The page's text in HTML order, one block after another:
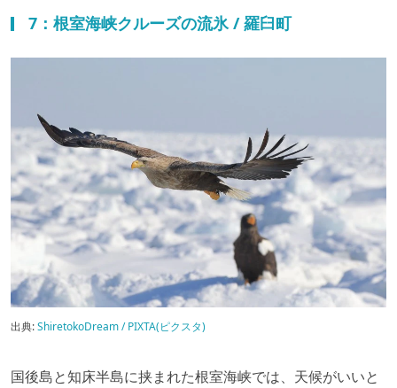
7：根室海峡クルーズの流氷 / 羅臼町
出典:ShiretokoDream / PIXTA(ピクスタ)
国後島と知床半島に挟まれた根室海峡では、天候がいいと